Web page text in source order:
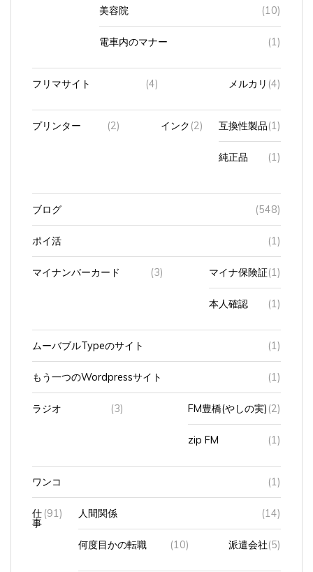
美容院 (10)
電車内のマナー (1)
フリマサイト (4) メルカリ (4)
プリンター (2) インク (2) 互換性製品 (1)
純正品 (1)
ブログ (548)
ポイ活 (1)
マイナンバーカード (3) マイナ保険証(1)
本人確認 (1)
ムーバブルTypeのサイト (1)
もう一つのWordpressサイト (1)
ラジオ (3) FM豊橋(やしの実) (2)
zip FM (1)
ワンコ (1)
仕
事
(91) 人間関係 (14)
何度目かの転職 (10) 派遣会社(5)